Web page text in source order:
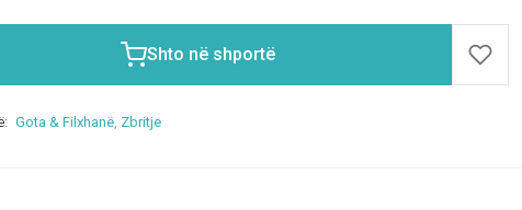
Shto në shportë
Gota & Filxhanë, Zbritje